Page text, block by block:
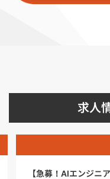
求人
【急募！AIエンジニ